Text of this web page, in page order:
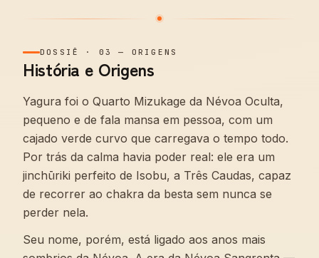
DOSSIÊ · 03 — ORIGENS
História e Origens
Yagura foi o Quarto Mizukage da Névoa Oculta,
pequeno e de fala mansa em pessoa, com um
cajado verde curvo que carregava o tempo todo.
Por trás da calma havia poder real: ele era um
jinchūriki perfeito de Isobu, a Três Caudas, capaz
de recorrer ao chakra da besta sem nunca se
perder nela.
Seu nome, porém, está ligado aos anos mais